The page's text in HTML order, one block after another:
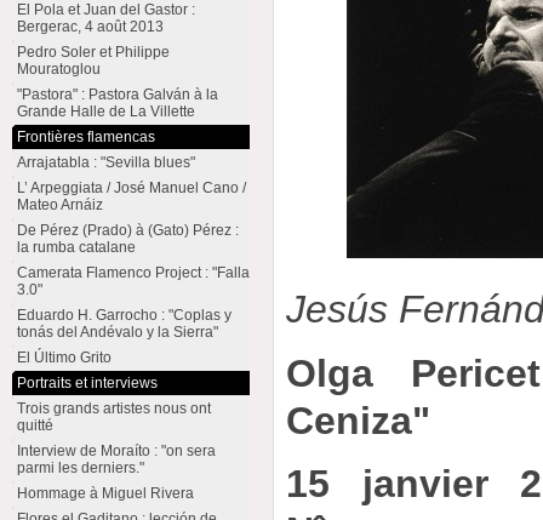
Jesús
Olga
Ceniza"
15 janvier
El Pola et Juan del Gastor :
Bergerac, 4 août 2013
Pedro Soler et Philippe
Mouratoglou
"Pastora" : Pastora Galván à la
Grande Halle de La Villette
Frontières flamencas
Arrajatabla : "Sevilla blues"
L’ Arpeggiata / José Manuel Cano /
Mateo Arnáiz
De Pérez (Prado) à (Gato) Pérez :
la rumba catalane
Camerata Flamenco Project : "Falla
3.0"
Eduardo H. Garrocho : "Coplas y
tonás del Andévalo y la Sierra"
El Último Grito
Portraits et interviews
Trois grands artistes nous ont
quitté
Interview de Moraíto : "on sera
parmi les derniers."
Hommage à Miguel Rivera